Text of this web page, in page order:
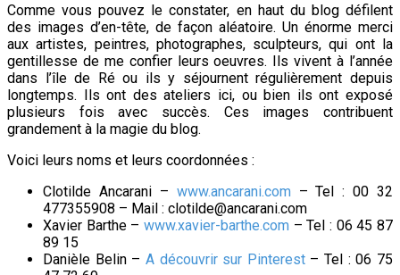
Comme vous pouvez le constater, en haut du blog défilent
des images d’en-tête, de façon aléatoire. Un énorme merci
aux artistes, peintres, photographes, sculpteurs, qui ont la
gentillesse de me confier leurs oeuvres. Ils vivent à l’année
dans l’île de Ré ou ils y séjournent régulièrement depuis
longtemps. Ils ont des ateliers ici, ou bien ils ont exposé
plusieurs fois avec succès. Ces images contribuent
grandement à la magie du blog.
Voici leurs noms et leurs coordonnées :
Clotilde Ancarani – www.ancarani.com– Tel : 00 32
477355908 – Mail : clotilde@ancarani.com
Xavier Barthe – www.xavier-barthe.com – Tel : 06 45 87
89 15
Danièle Belin – A découvrir sur Pinterest– Tel : 06 75